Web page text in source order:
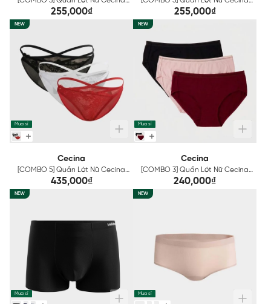
Mix Màu CBI1605EDP03
255,000₫
Mix Màu CBI005EDP03
255,000₫
NEW
Mua sỉ
Cecina
[COMBO 5] Quần Lót Nữ Cecina
Mix Màu CBI600EDP05
435,000₫
NEW
Mua sỉ
Cecina
[COMBO 3] Quần Lót Nữ Cecina
Mix Màu CBI00308EDP03
240,000₫
NEW
Mua sỉ
NEW
Mua sỉ